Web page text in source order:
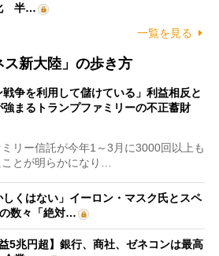
半…
一覧を見る
新大陸」の歩き方
戦争を利用して儲けている」利益相反と
強まるトランプファミリーの不正蓄財
リー信託が今年1～3月に3000回以上も
とが明らかになり…
しくはない」イーロン・マスク氏とスペ
数々「絶対…
5兆円超】銀行、商社、ゼネコンは最高